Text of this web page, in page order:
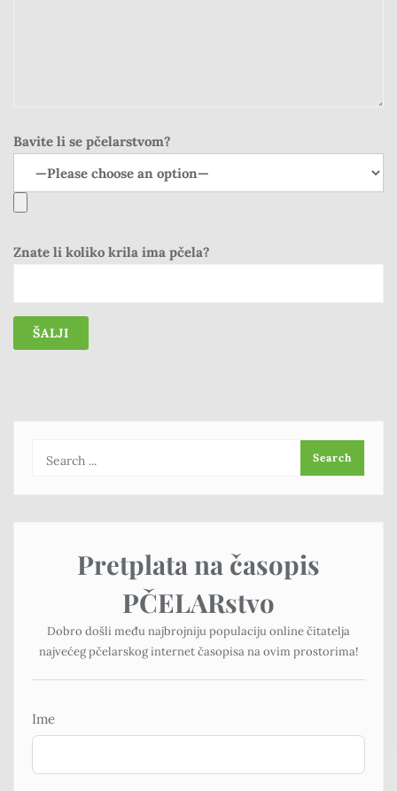
Bavite li se pčelarstvom?
Znate li koliko krila ima pčela?
Pretplata na časopis
PČELARstvo
Dobro došli među najbrojniju populaciju online čitatelja
najvećeg pčelarskog internet časopisa na ovim prostorima!
Ime